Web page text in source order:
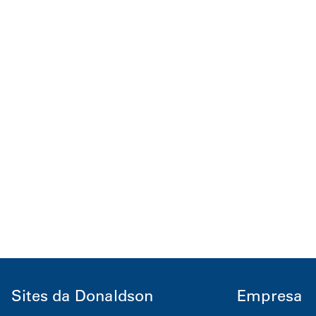
Sites da Donaldson Empresa